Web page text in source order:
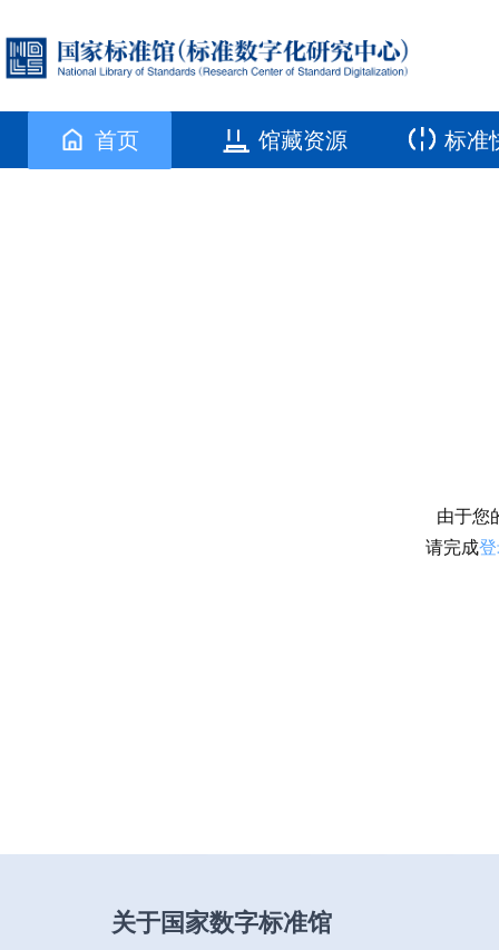
首页 馆藏资源 标准
由于您
请完成
关于国家数字标准馆